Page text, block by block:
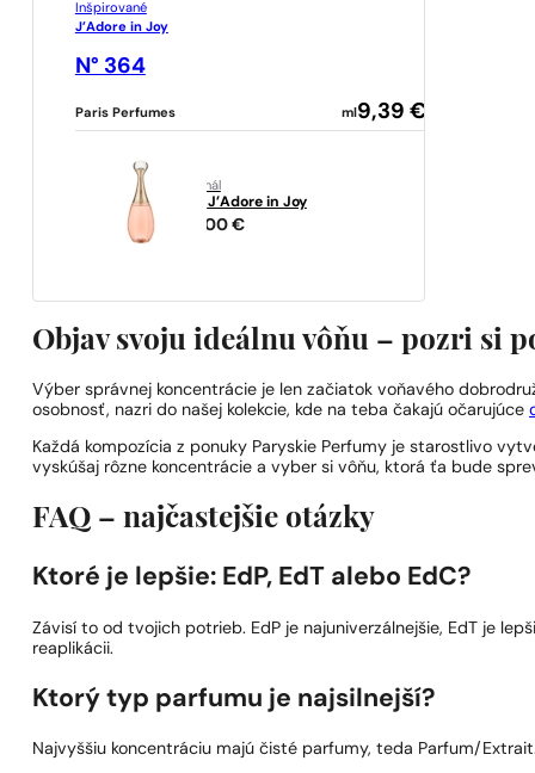
Inšpirované
J’Adore in Joy
N° 364
Paris Perfumes ml9,39 €
originál
J’Adore in Joy
115,00 €
Objav svoju ideálnu vôňu – pozri si
Výber správnej koncentrácie je len začiatok voňavého
osobnosť, nazri do našej kolekcie, kde na teba čakajú očarujúce
Každá kompozícia z ponuky Paryskie Perfumy je starostlivo
vyskúšaj rôzne koncentrácie a vyber si vôňu, ktorá ťa bude
FAQ – najčastejšie otázky
Ktoré je lepšie: EdP, EdT alebo EdC?
Závisí to od tvojich potrieb. EdP je najuniverzálnejšie, EdT je
reaplikácii.
Ktorý typ parfumu je najsilnejší?
Najvyššiu koncentráciu majú čisté parfumy, teda Parfum/